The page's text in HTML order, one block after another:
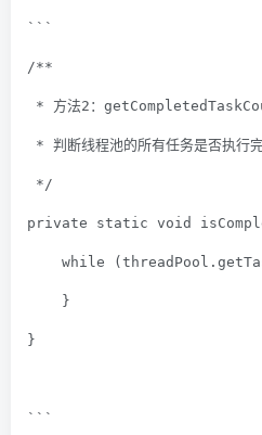
```
/**
* 方法2：
* 判断线程池的所有任务是否执行
*/
private static void
while
}
}
```